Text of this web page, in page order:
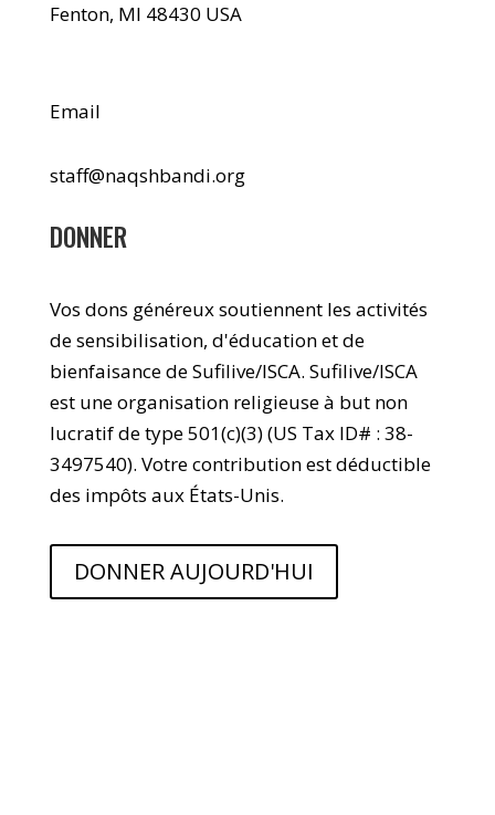
Fenton, MI 48430 USA
Email
staff@naqshbandi.org
DONNER
Vos dons généreux soutiennent les activités
de sensibilisation, d'éducation et de
bienfaisance de Sufilive/ISCA. Sufilive/ISCA
est une organisation religieuse à but non
lucratif de type 501(c)(3) (US Tax ID# : 38-
3497540). Votre contribution est déductible
des impôts aux États-Unis.
DONNER AUJOURD'HUI